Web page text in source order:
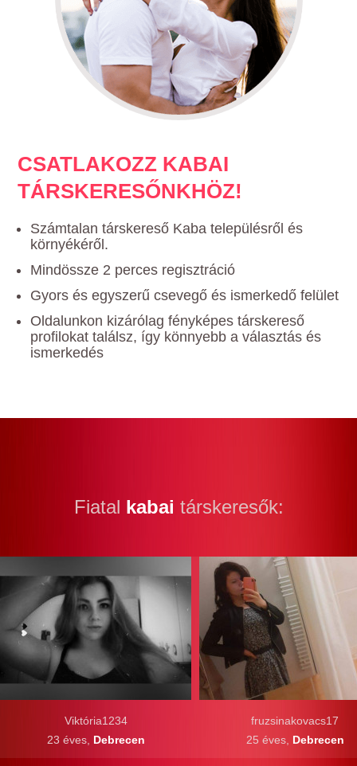
CSATLAKOZZ KABAI
TÁRSKERESŐNKHÖZ!
Számtalan társkereső Kaba településről és
környékéről.
Mindössze 2 perces regisztráció
Gyors és egyszerű csevegő és ismerkedő felület
Oldalunkon kizárólag fényképes társkereső
profilokat találsz, így könnyebb a választás és
ismerkedés
Fiatal kabai társkeresők:
Viktória1234
23 éves, Debrecen
fruzsinakovacs17
25 éves, Debrecen